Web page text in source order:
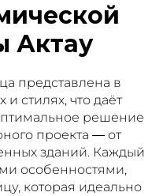
Актау
представлена в
стилях, что даёт
решение
проекта — от
зданий. Каждый
особенностями,
которая идеально